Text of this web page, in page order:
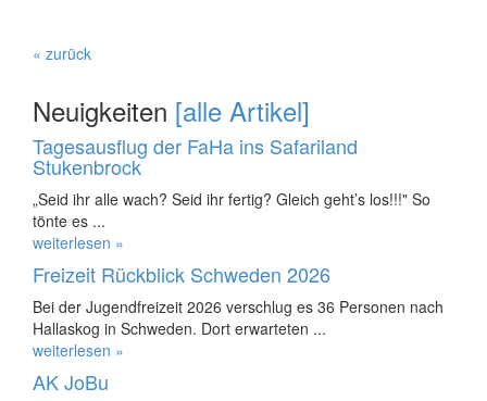
« zurück
Neuigkeiten [alle Artikel]
Tagesausflug der FaHa ins Safariland
Stukenbrock
„Seid ihr alle wach? Seid ihr fertig? Gleich geht’s los!!!" So
tönte es ...
weiterlesen »
Freizeit Rückblick Schweden 2026
Bei der Jugendfreizeit 2026 verschlug es 36 Personen nach
Hallaskog in Schweden. Dort erwarteten ...
weiterlesen »
AK JoBu